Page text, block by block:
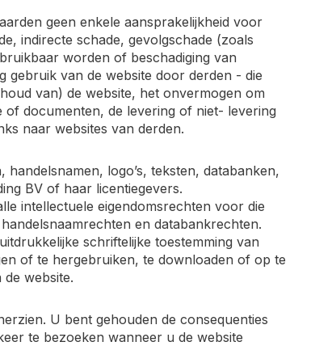
geen enkele aansprakelijkheid voor
indirecte schade, gevolgschade (zoals
worden of beschadiging van
gebruik van de website door derden - die
van) de website, het onvermogen om
documenten, de levering of niet- levering
naar websites van derden.
logo’s, teksten, databanken,
BV of haar licentiegevers.
intellectuele eigendomsrechten voor die
en databankrechten.
schriftelijke toestemming van
of te hergebruiken, te downloaden of op te
website.
U bent gehouden de consequenties
te bezoeken wanneer u de website